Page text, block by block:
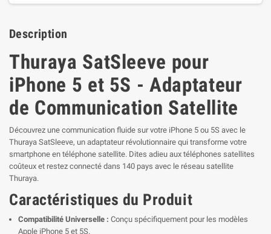
Description
Thuraya SatSleeve pour
iPhone 5 et 5S - Adaptateur
de Communication Satellite
Découvrez une communication fluide sur votre iPhone 5 ou 5S avec le
Thuraya SatSleeve, un adaptateur révolutionnaire qui transforme votre
smartphone en téléphone satellite. Dites adieu aux téléphones satellites
coûteux et restez connecté dans 140 pays avec le réseau satellite
Thuraya.
Caractéristiques du Produit
Compatibilité Universelle : Conçu spécifiquement pour les modèles
Apple iPhone 5 et 5S.